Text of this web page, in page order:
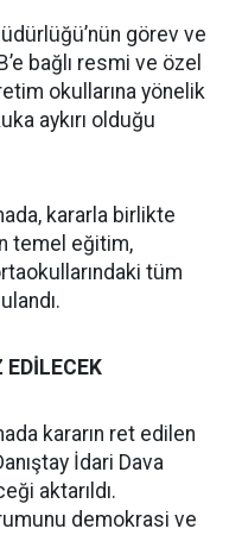
görev ve
bağlı resmi ve özel
okullarına yönelik
aykırı olduğu
kararla birlikte
temel eğitim,
tüm
kararın ret edilen
İdari Dava
aktarıldı.
demokrasi ve